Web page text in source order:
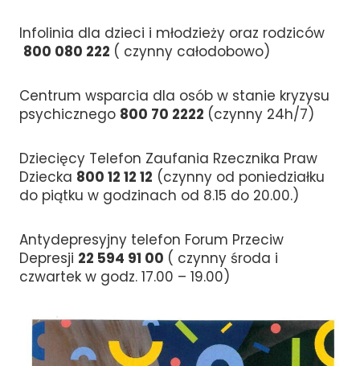
Infolinia dla dzieci i młodzieży oraz rodziców
800 080 222 ( czynny całodobowo)
Centrum wsparcia dla osób w stanie kryzysu
psychicznego 800 70 2222 (czynny 24h/7)
Dziecięcy Telefon Zaufania Rzecznika Praw
Dziecka 800 12 12 12 (czynny od poniedziałku
do piątku w godzinach od 8.15 do 20.00.)
Antydepresyjny telefon Forum Przeciw
Depresji 22 594 91 00 ( czynny środa i
czwartek w godz. 17.00 – 19.00)